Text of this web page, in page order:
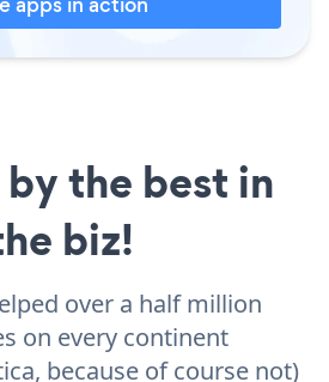
the best in
biz!
over a half million
on every continent
because of course not)